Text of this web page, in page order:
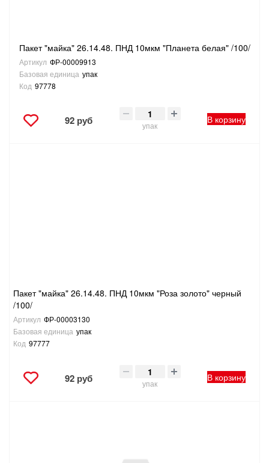
Пакет "майка" 26.14.48. ПНД 10мкм "Планета белая" /100/
Артикул ФР-00009913
Базовая единица упак
Код 97778
92 руб упак
В корзину
Пакет "майка" 26.14.48. ПНД 10мкм "Роза золото" черный
/100/
Артикул ФР-00003130
Базовая единица упак
Код 97777
92 руб упак
В корзину